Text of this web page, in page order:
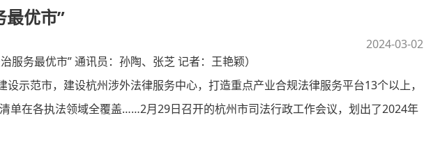
最优市”
2024-03-02
务最优市” 通讯员：孙陶、张芝 记者：王艳颖）
示范市，建设杭州涉外法律服务中心，打造重点产业合规法律服务平台13个以上，
单在各执法领域全覆盖……2月29日召开的杭州市司法行政工作会议，划出了2024年